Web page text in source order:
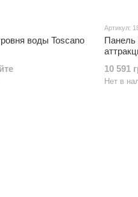
воды Toscano
Артикул:
Панель
10 591
Нет в